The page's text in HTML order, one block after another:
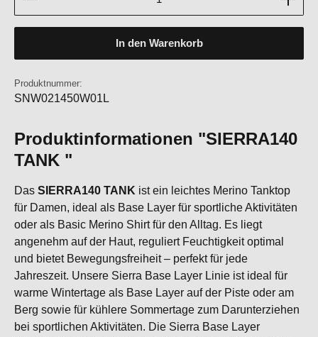
In den Warenkorb
Produktnummer:
SNW021450W01L
Produktinformationen "SIERRA140
TANK "
Das SIERRA140 TANK ist ein leichtes Merino Tanktop
für Damen, ideal als Base Layer für sportliche Aktivitäten
oder als Basic Merino Shirt für den Alltag. Es liegt
angenehm auf der Haut, reguliert Feuchtigkeit optimal
und bietet Bewegungsfreiheit – perfekt für jede
Jahreszeit. Unsere Sierra Base Layer Linie ist ideal für
warme Wintertage als Base Layer auf der Piste oder am
Berg sowie für kühlere Sommertage zum Darunterziehen
bei sportlichen Aktivitäten. Die Sierra Base Layer